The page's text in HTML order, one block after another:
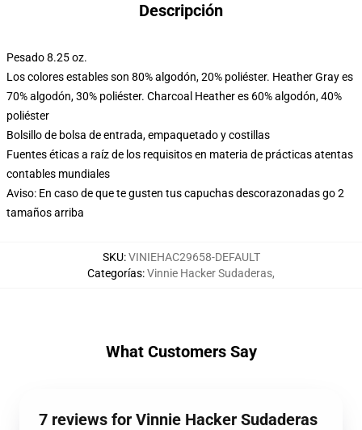
Descripción
Pesado 8.25 oz.
Los colores estables son 80% algodón, 20% poliéster. Heather Gray es
70% algodón, 30% poliéster. Charcoal Heather es 60% algodón, 40%
poliéster
Bolsillo de bolsa de entrada, empaquetado y costillas
Fuentes éticas a raíz de los requisitos en materia de prácticas atentas
contables mundiales
Aviso: En caso de que te gusten tus capuchas descorazonadas go 2
tamaños arriba
SKU:VINIEHAC29658-DEFAULT
Categorías:Vinnie Hacker Sudaderas,
What Customers Say
7 reviews for Vinnie Hacker Sudaderas